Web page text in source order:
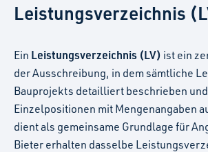
Leistungsverzeichnis
Ein Leistungsverzeichnis (LV) ist ein
der Ausschreibung, in dem sämtliche
Bauprojekts detailliert beschrieben
Einzelpositionen mit Mengenangaben
dient als gemeinsame Grundlage für
Bieter erhalten dasselbe